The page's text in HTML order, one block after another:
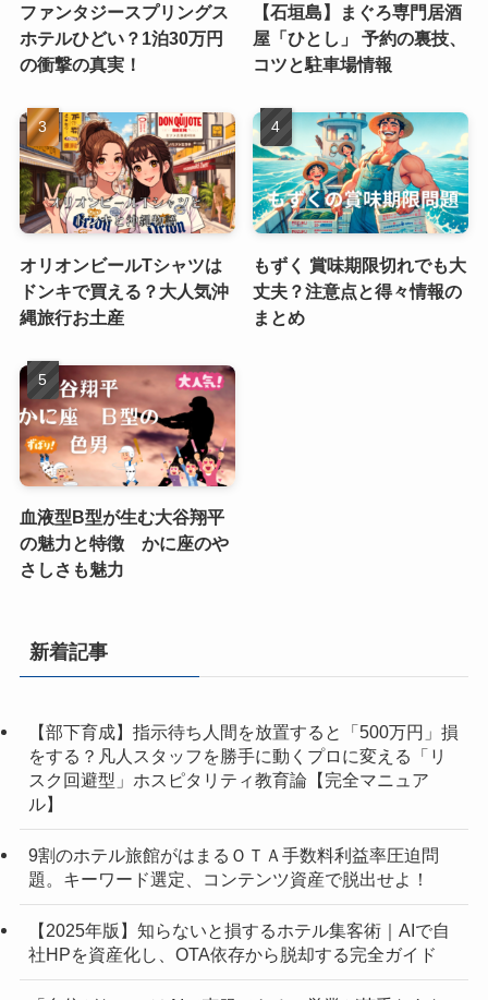
ファンタジースプリングス
ホテルひどい？1泊30万円
の衝撃の真実！
【石垣島】まぐろ専門居酒
屋「ひとし」 予約の裏技、
コツと駐車場情報
オリオンビールTシャツは
ドンキで買える？大人気沖
縄旅行お土産
もずく 賞味期限切れでも大
丈夫？注意点と得々情報の
まとめ
血液型B型が生む大谷翔平
の魅力と特徴 かに座のや
さしさも魅力
新着記事
【部下育成】指示待ち人間を放置すると「500万円」損
をする？凡人スタッフを勝手に動くプロに変える「リ
スク回避型」ホスピタリティ教育論【完全マニュア
ル】
9割のホテル旅館がはまるＯＴＡ手数料利益率圧迫問
題。キーワード選定、コンテンツ資産で脱出せよ！
【2025年版】知らないと損するホテル集客術｜AIで自
社HPを資産化し、OTA依存から脱却する完全ガイド